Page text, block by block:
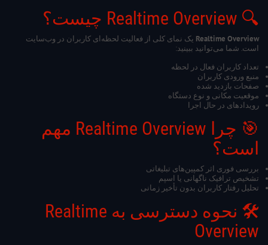
🔍 Realtime Overview چیست؟
Realtime Overview یک نمای کلی از فعالیت لحظه‌ای کاربران در وب‌سایت
است. شما می‌توانید ببینید:
تعداد کاربران فعال در لحظه
منبع ورودی کاربران
صفحات بازدید شده
موقعیت مکانی و نوع دستگاه
رویدادهای در حال اجرا
🎯 چرا Realtime Overview مهم
است؟
بررسی فوری اثر کمپین‌های تبلیغاتی
تشخیص ترافیک ناگهانی یا اسپم
تحلیل رفتار کاربران بدون تأخیر زمانی
🛠️ نحوه دسترسی به Realtime
Overview